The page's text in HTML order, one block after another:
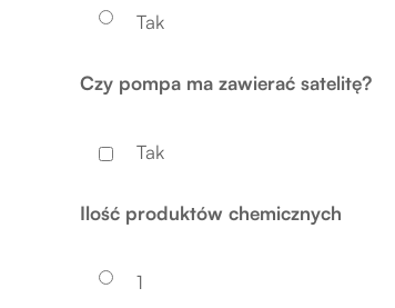
Tak
Czy pompa ma zawierać satelitę?
Tak
Ilość produktów chemicznych
1